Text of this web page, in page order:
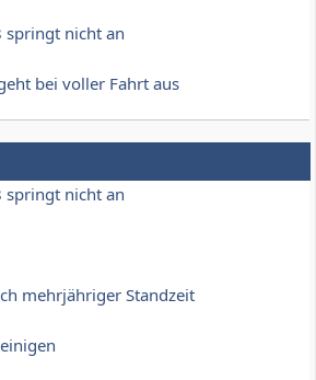
springt nicht an
bei voller Fahrt aus
springt nicht an
mehrjähriger Standzeit